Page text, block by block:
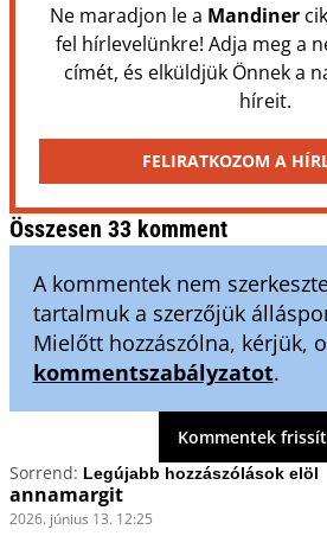
Ne maradjon le a Mandiner
fel hírlevelünkre! Adja meg a
címét, és elküldjük Önnek a
híreit.
FELIRATKOZOM A
Összesen 33 komment
A kommentek nem
tartalmuk a szerzőjük
Mielőtt hozzászólna, kérjük,
kommentszabályzatot.
Kommentek
Sorrend:
annamargit
2026. június 13. 12:25